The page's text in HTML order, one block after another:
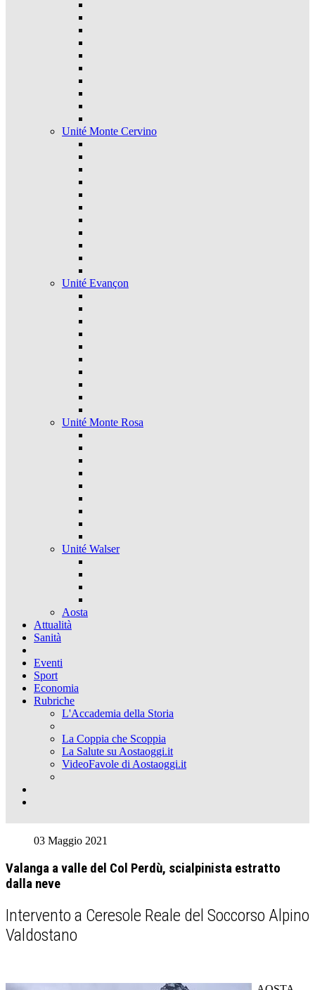
Unité Monte Cervino
Unité Evançon
Unité Monte Rosa
Unité Walser
Aosta
Attualità
Sanità
Eventi
Sport
Economia
Rubriche
L'Accademia della Storia
La Coppia che Scoppia
La Salute su Aostaoggi.it
VideoFavole di Aostaoggi.it
03 Maggio 2021
Valanga a valle del Col Perdù, scialpinista estratto
dalla neve
Intervento a Ceresole Reale del Soccorso Alpino
Valdostano